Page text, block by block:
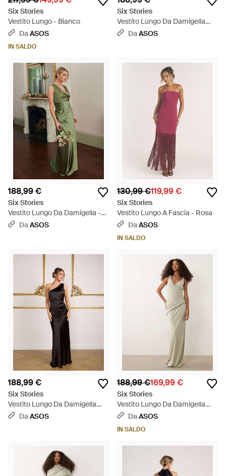
Six Stories
Vestito Lungo - Bianco
DaASOS
IN SALDO
Six Stories
Vestito Lungo Da Damigella
Elasticizzato Salvia Con Spalle
DaASOS
188,99 €
Six Stories
Vestito Lungo Da Damigella -
Verde
DaASOS
130,99 €119,99 €
Six Stories
Vestito Lungo A Fascia - Rosa
DaASOS
IN SALDO
188,99 €
Six Stories
Vestito Lungo Da Damigella
Monospalla - Neutro
DaASOS
188,99 €169,99 €
Six Stories
Vestito Lungo Da Damigella
Elasticizzato Color Salvia Con
- Neutro
DaASOS
IN SALDO